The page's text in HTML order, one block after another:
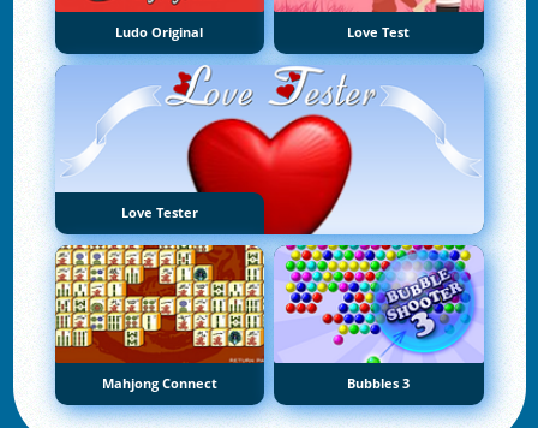
Ludo Original Love Test
Love Tester
Mahjong Connect Bubbles 3